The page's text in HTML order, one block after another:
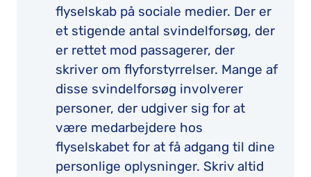
flyselskab på sociale medier. Der er
et stigende antal svindelforsøg, der
er rettet mod passagerer, der
skriver om flyforstyrrelser. Mange af
disse svindelforsøg involverer
personer, der udgiver sig for at
være medarbejdere hos
flyselskabet for at få adgang til dine
personlige oplysninger. Skriv altid